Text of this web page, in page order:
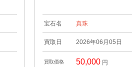
宝石名 真珠
買取日 2026年06月05日
買取価格 50,000 円